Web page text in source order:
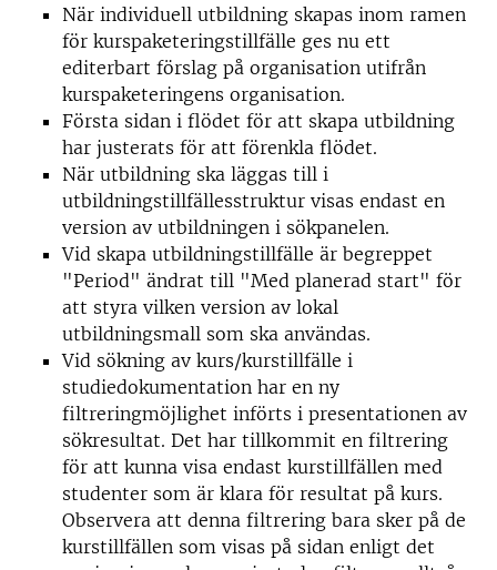
När individuell utbildning skapas inom ramen
för kurspaketeringstillfälle ges nu ett
editerbart förslag på organisation utifrån
kurspaketeringens organisation.
Första sidan i flödet för att skapa utbildning
har justerats för att förenkla flödet.
När utbildning ska läggas till i
utbildningstillfällesstruktur visas endast en
version av utbildningen i sökpanelen.
Vid skapa utbildningstillfälle är begreppet
"Period" ändrat till "Med planerad start" för
att styra vilken version av lokal
utbildningsmall som ska användas.
Vid sökning av kurs/kurstillfälle i
studiedokumentation har en ny
filtreringmöjlighet införts i presentationen av
sökresultat. Det har tillkommit en filtrering
för att kunna visa endast kurstillfällen med
studenter som är klara för resultat på kurs.
Observera att denna filtrering bara sker på de
kurstillfällen som visas på sidan enligt det